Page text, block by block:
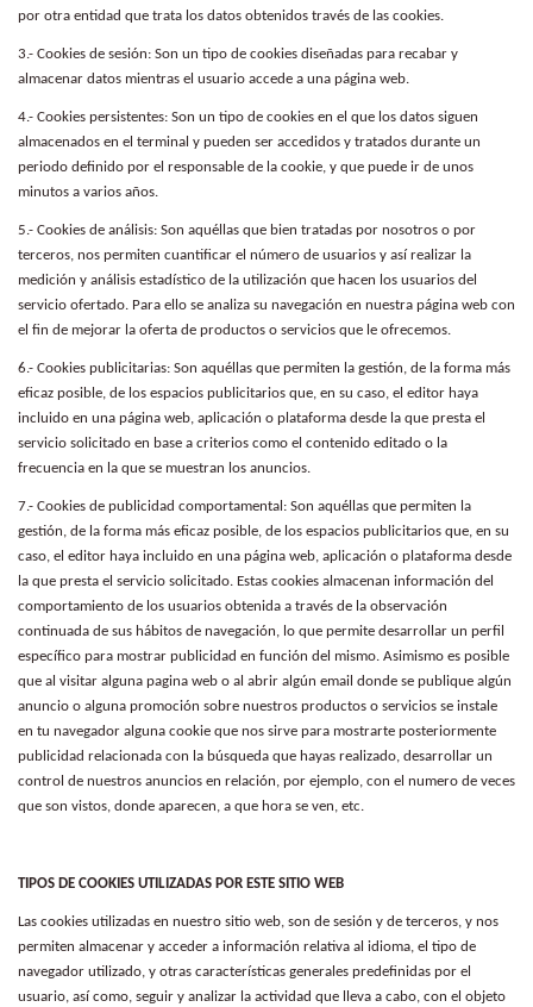
por otra entidad que trata los datos obtenidos través de las cookies.
3.- Cookies de sesión: Son un tipo de cookies diseñadas para recabar y
almacenar datos mientras el usuario accede a una página web.
4.- Cookies persistentes: Son un tipo de cookies en el que los datos siguen
almacenados en el terminal y pueden ser accedidos y tratados durante un
periodo definido por el responsable de la cookie, y que puede ir de unos
minutos a varios años.
5.- Cookies de análisis: Son aquéllas que bien tratadas por nosotros o por
terceros, nos permiten cuantificar el número de usuarios y así realizar la
medición y análisis estadístico de la utilización que hacen los usuarios del
servicio ofertado. Para ello se analiza su navegación en nuestra página web con
el fin de mejorar la oferta de productos o servicios que le ofrecemos.
6.- Cookies publicitarias: Son aquéllas que permiten la gestión, de la forma más
eficaz posible, de los espacios publicitarios que, en su caso, el editor haya
incluido en una página web, aplicación o plataforma desde la que presta el
servicio solicitado en base a criterios como el contenido editado o la
frecuencia en la que se muestran los anuncios.
7.- Cookies de publicidad comportamental: Son aquéllas que permiten la
gestión, de la forma más eficaz posible, de los espacios publicitarios que, en su
caso, el editor haya incluido en una página web, aplicación o plataforma desde
la que presta el servicio solicitado. Estas cookies almacenan información del
comportamiento de los usuarios obtenida a través de la observación
continuada de sus hábitos de navegación, lo que permite desarrollar un perfil
específico para mostrar publicidad en función del mismo. Asimismo es posible
que al visitar alguna pagina web o al abrir algún email donde se publique algún
anuncio o alguna promoción sobre nuestros productos o servicios se instale
en tu navegador alguna cookie que nos sirve para mostrarte posteriormente
publicidad relacionada con la búsqueda que hayas realizado, desarrollar un
control de nuestros anuncios en relación, por ejemplo, con el numero de veces
que son vistos, donde aparecen, a que hora se ven, etc.
TIPOS DE COOKIES UTILIZADAS POR ESTE SITIO WEB
Las cookies utilizadas en nuestro sitio web, son de sesión y de terceros, y nos
permiten almacenar y acceder a información relativa al idioma, el tipo de
navegador utilizado, y otras características generales predefinidas por el
usuario, así como, seguir y analizar la actividad que lleva a cabo, con el objeto